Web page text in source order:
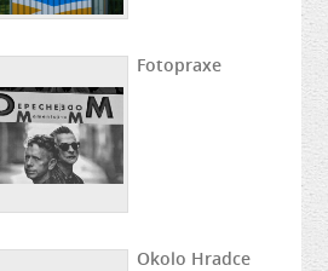
Fotopraxe
Okolo Hradce